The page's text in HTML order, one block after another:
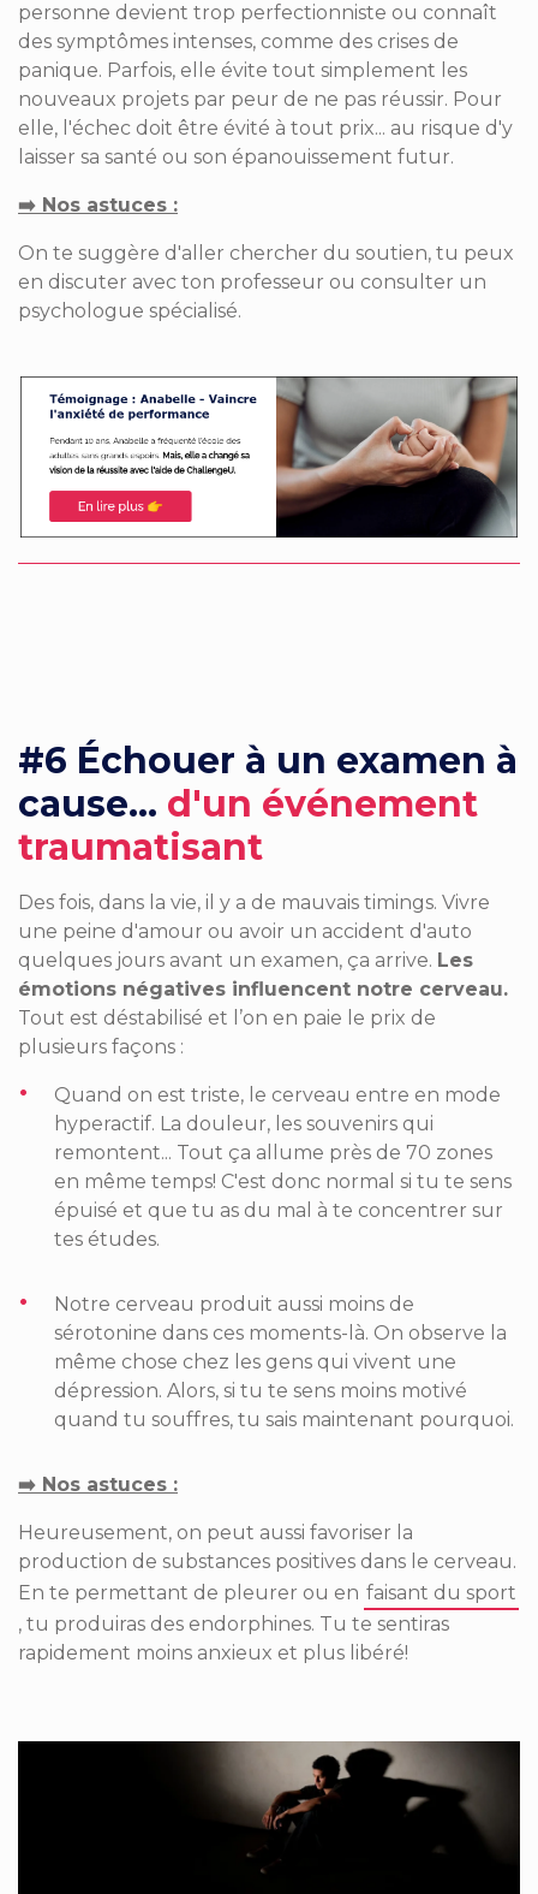
personne devient trop perfectionniste ou connaît
des symptômes intenses, comme des crises de
panique. Parfois, elle évite tout simplement les
nouveaux projets par peur de ne pas réussir. Pour
elle, l'échec doit être évité à tout prix... au risque d'y
laisser sa santé ou son épanouissement futur.
➡️ Nos astuces ­­:
On te suggère d'aller chercher du soutien, tu peux
en discuter avec ton professeur ou consulter un
psychologue spécialisé.
#6 Échouer à un examen à
cause... d'un événement
traumatisant
Des fois, dans la vie, il y a de mauvais timings. Vivre
une peine d'amour ou avoir un accident d'auto
quelques jours avant un examen, ça arrive. Les
émotions négatives influencent notre cerveau.
Tout est déstabilisé et l’on en paie le prix de
plusieurs façons :
Quand on est triste, le cerveau entre en mode
hyperactif. La douleur, les souvenirs qui
remontent... Tout ça allume près de 70 zones
en même temps! C'est donc normal si tu te sens
épuisé et que tu as du mal à te concentrer sur
tes études.
Notre cerveau produit aussi moins de
sérotonine dans ces moments-là. On observe la
même chose chez les gens qui vivent une
dépression. Alors, si tu te sens moins motivé
quand tu souffres, tu sais maintenant pourquoi.
➡️ Nos astuces ­­:
Heureusement, on peut aussi favoriser la
production de substances positives dans le cerveau.
En te permettant de pleurer ou en faisant du sport
, tu produiras des endorphines. Tu te sentiras
rapidement moins anxieux et plus libéré!